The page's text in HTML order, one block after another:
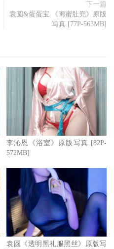
下一篇
袁圆&蛋蛋宝 《闺蜜肚兜》原版
写真 [77P-563MB]
李沁恩《浴室》原版写真 [82P-
572MB]
袁圆《透明黑礼服黑丝》原版写